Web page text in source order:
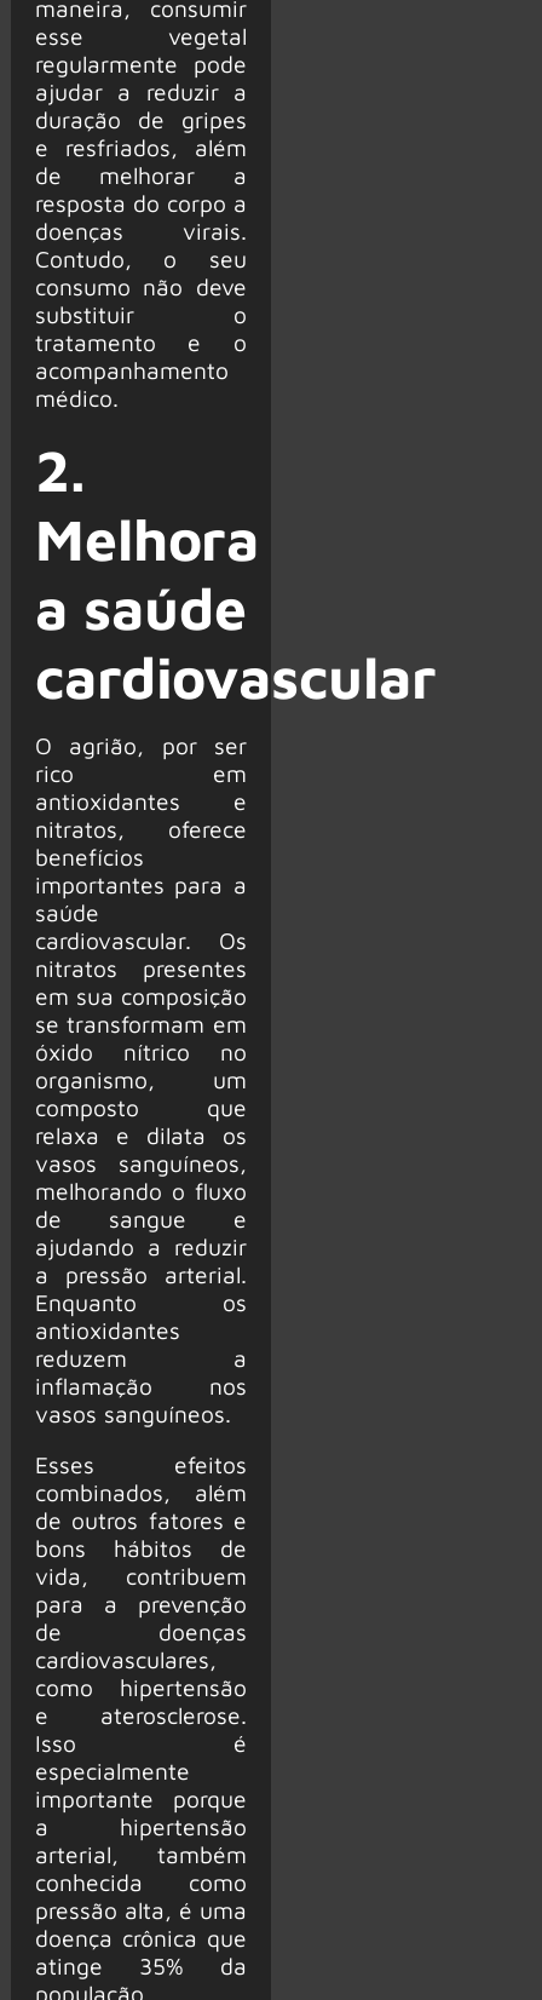
maneira, consumir
esse vegetal
regularmente pode
ajudar a reduzir a
duração de gripes
e resfriados, além
de melhorar a
resposta do corpo a
doenças virais.
Contudo, o seu
consumo não deve
substituir o
tratamento e o
acompanhamento
médico.
2.
Melhora
a saúde
cardiovascular
O agrião, por ser
rico em
antioxidantes e
nitratos, oferece
benefícios
importantes para a
saúde
cardiovascular. Os
nitratos presentes
em sua composição
se transformam em
óxido nítrico no
organismo, um
composto que
relaxa e dilata os
vasos sanguíneos,
melhorando o fluxo
de sangue e
ajudando a reduzir
a pressão arterial.
Enquanto os
antioxidantes
reduzem a
inflamação nos
vasos sanguíneos.
Esses efeitos
combinados, além
de outros fatores e
bons hábitos de
vida, contribuem
para a prevenção
de doenças
cardiovasculares,
como hipertensão
e aterosclerose.
Isso é
especialmente
importante porque
a hipertensão
arterial, também
conhecida como
pressão alta, é uma
doença crônica que
atinge 35% da
população